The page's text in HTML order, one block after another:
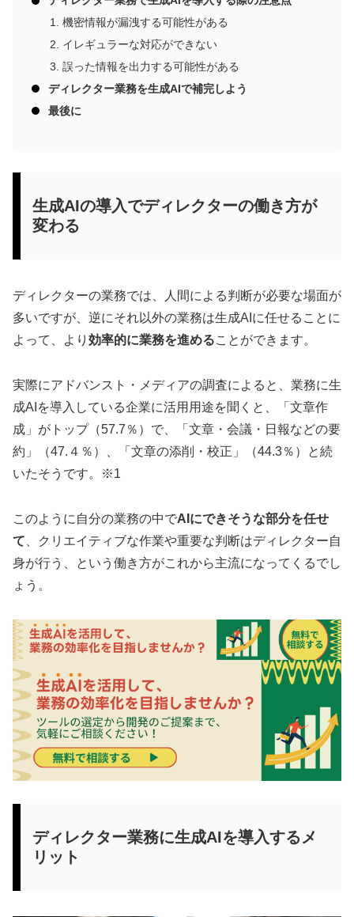
機密情報が漏洩する可能性がある
イレギュラーな対応ができない
誤った情報を出力する可能性がある
ディレクター業務を生成AIで補完しよう
最後に
生成AIの導入でディレクターの働き方が
変わる
ディレクターの業務では、人間による判断が必要な場面が
多いですが、逆にそれ以外の業務は生成AIに任せることに
よって、より 効率的に業務を進めることができます。
実際にアドバンスト・メディアの調査によると、業務に生
成AIを導入している企業に活用用途を聞くと、「文章作
成」がトップ（57.7％）で、「文章・会議・日報などの要
約」（47.４％）、「文章の添削・校正」（44.3％）と続
いたそうです。※1
このように自分の業務の中でAIにできそうな部分を任せ
て 、クリエイティブな作業や重要な判断はディレクター自
身が行う、という働き方がこれから主流になってくるでし
ょう。
ディレクター業務に生成AIを導入するメ
リット